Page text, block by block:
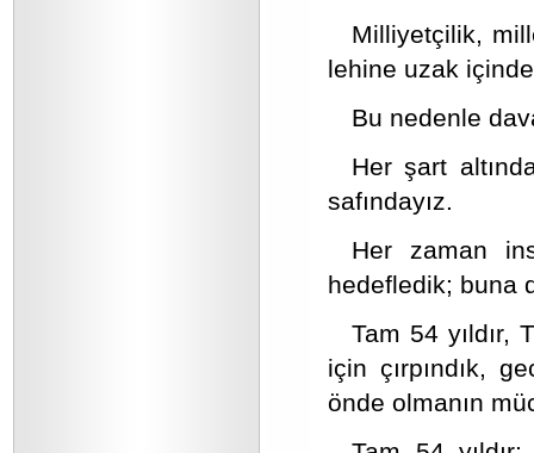
Milliyetçilik,
lehine uzak
Bu nedenle
Her şart
safındayız.
Her zaman
hedefledik; buna
Tam 54 yıldır,
için çırpındık,
önde olmanın